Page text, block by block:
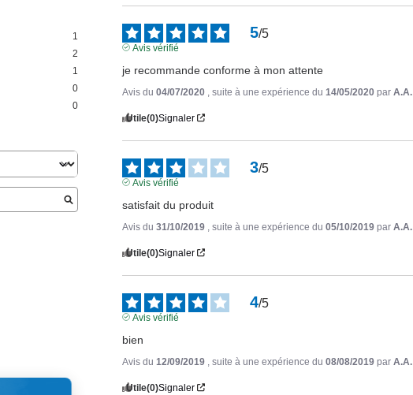
1
2
1
0
0
5/5
Avis vérifié
je recommande conforme à mon attente
Avis du04/07/2020 , suite à une expérience du 14/05/2020 parA.A.
Utile(0)Signaler
3/5
Avis vérifié
satisfait du produit
Avis du31/10/2019 , suite à une expérience du05/10/2019 parA.A.
Utile(0)Signaler
4/5
Avis vérifié
bien
Avis du 12/09/2019 , suite à une expérience du08/08/2019 parA.A.
Utile(0)Signaler